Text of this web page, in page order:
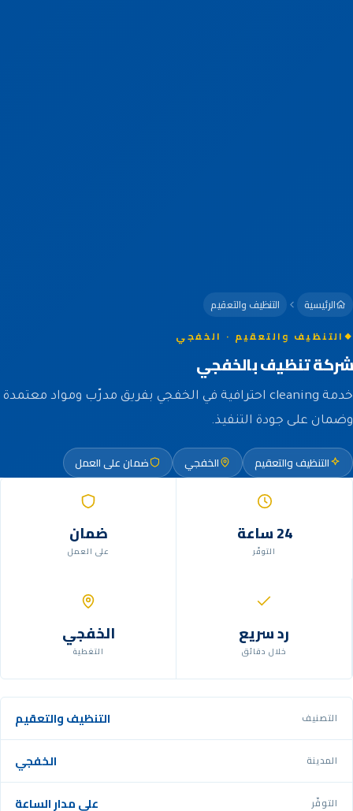
الرئيسية التنظيف والتعقيم
التنظيف والتعقيم · الخفجي
شركة تنظيف بالخفجي
خدمة cleaning احترافية في الخفجي بفريق مدرّب ومواد معتمدة
وضمان على جودة التنفيذ.
التنظيف والتعقيم الخفجي ضمان على العمل
24 ساعة
التوفّر
ضمان
على العمل
رد سريع
خلال دقائق
الخفجي
التغطية
التصنيف التنظيف والتعقيم
المدينة الخفجي
التوفّر على مدار الساعة